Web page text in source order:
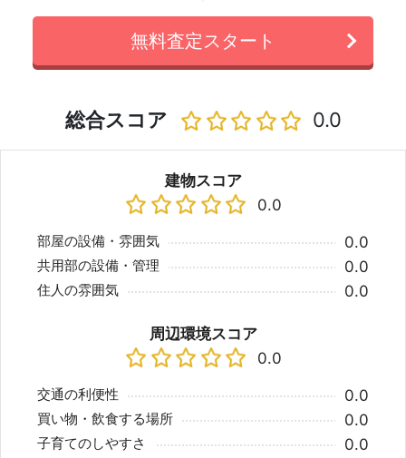
無料査定スタート
総合スコア 0.0
建物スコア
0.0
部屋の設備・雰囲気 0.0
共用部の設備・管理 0.0
住人の雰囲気 0.0
周辺環境スコア
0.0
交通の利便性 0.0
買い物・飲食する場所 0.0
子育てのしやすさ 0.0